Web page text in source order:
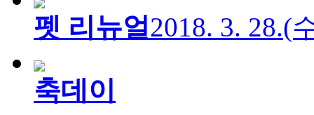
펫 리뉴얼2018. 3. 28.(
축데이